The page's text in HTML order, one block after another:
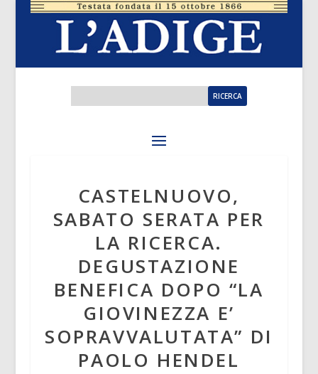
CASTELNUOVO,
SABATO SERATA PER
LA RICERCA.
DEGUSTAZIONE
BENEFICA DOPO “LA
GIOVINEZZA E’
SOPRAVVALUTATA” DI
PAOLO HENDEL